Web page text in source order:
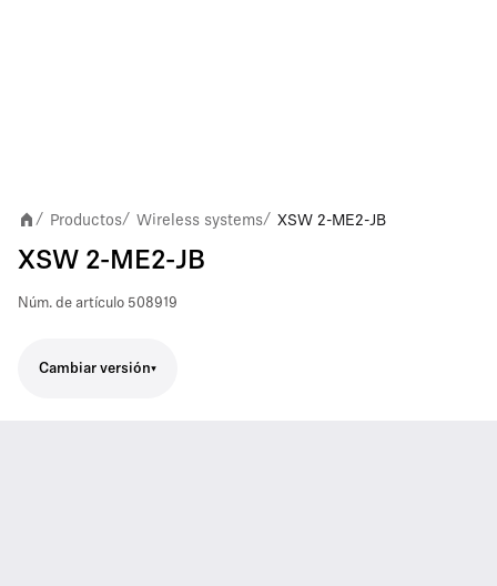
/ Productos/ Wireless systems/ XSW 2-ME2-JB
XSW 2-ME2-JB
Núm. de artículo 508919
Cambiar versión